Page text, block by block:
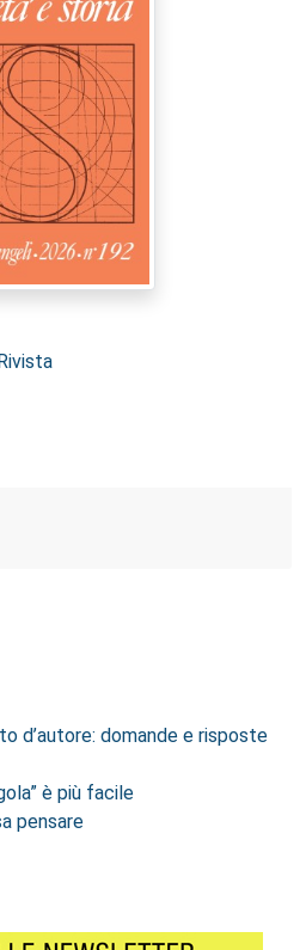
d’autore: domande e risposte
è più facile
pensare